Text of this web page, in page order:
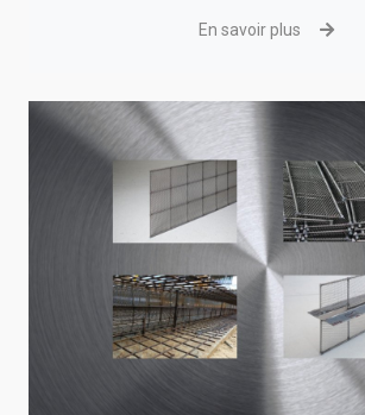
En savoir plus